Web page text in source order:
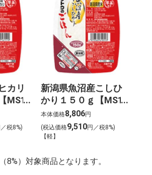
カリ
MS15
税8%)
新潟県魚沼産こしひ
かり１５０ｇ【MS16
web用】
本体価格8,806円
(税込価格9,510円／税8%)
【軽】
8%）対象商品となります。